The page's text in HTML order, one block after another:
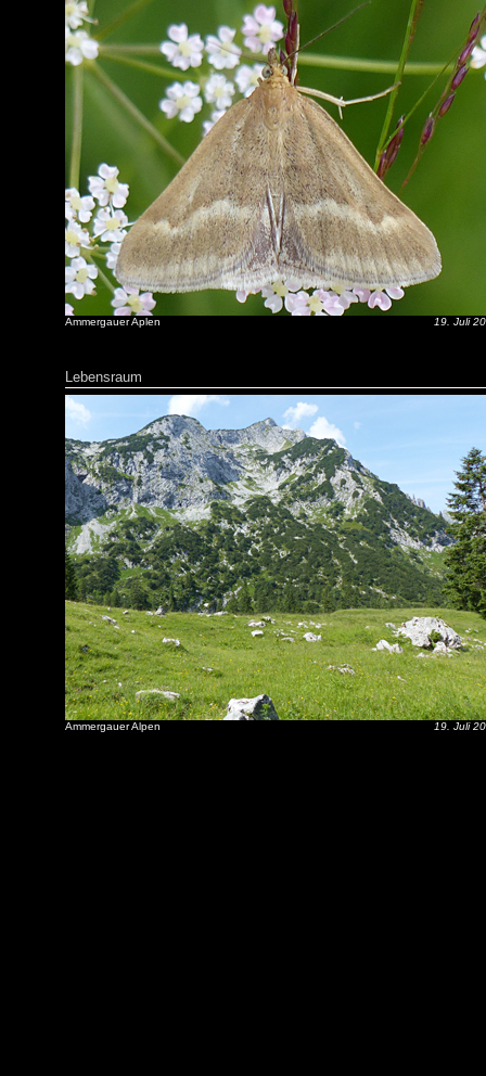
Ammergauer Aplen 19. Juli
Lebensraum
Ammergauer Alpen 19. Juli